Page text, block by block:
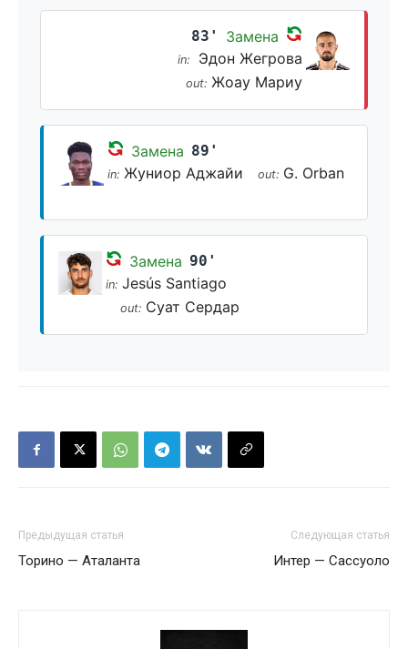
83' Замена
in: Эдон Жегрова
out: Жоау Мариу
Замена 89'
in: Жуниор Аджайи out: G. Orban
Замена 90'
in: Jesús Santiago
out: Суат Сердар
Предыдущая статья
Торино — Аталанта
Следующая статья
Интер — Сассуоло